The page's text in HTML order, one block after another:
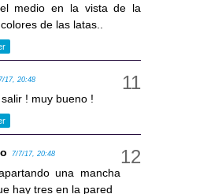
medio en la vista de la
de las latas..
17, 20:48
! muy bueno !
7/7/17, 20:48
una mancha
hay tres en la pared